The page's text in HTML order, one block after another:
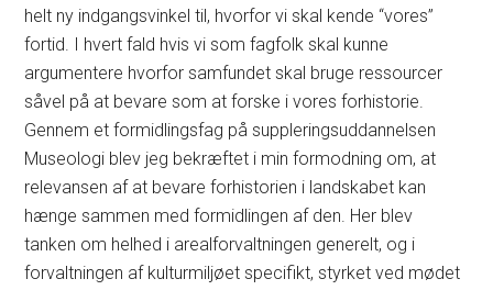
helt ny indgangsvinkel til, hvorfor vi skal kende “vores”
fortid. I hvert fald hvis vi som fagfolk skal kunne
argumentere hvorfor samfundet skal bruge ressourcer
såvel på at bevare som at forske i vores forhistorie.
Gennem et formidlingsfag på suppleringsuddannelsen
Museologi blev jeg bekræftet i min formodning om, at
relevansen af at bevare forhistorien i landskabet kan
hænge sammen med formidlingen af den. Her blev
tanken om helhed i arealforvaltningen generelt, og i
forvaltningen af kulturmiljøet specifikt, styrket ved mødet